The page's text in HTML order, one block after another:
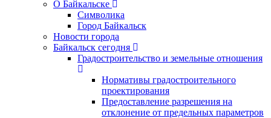
О Байкальске
Символика
Город Байкальск
Новости города
Байкальск сегодня
Градостроительство и земельные отношения
Нормативы градостроительного
проектирования
Предоставление разрешения на
отклонение от предельных параметров